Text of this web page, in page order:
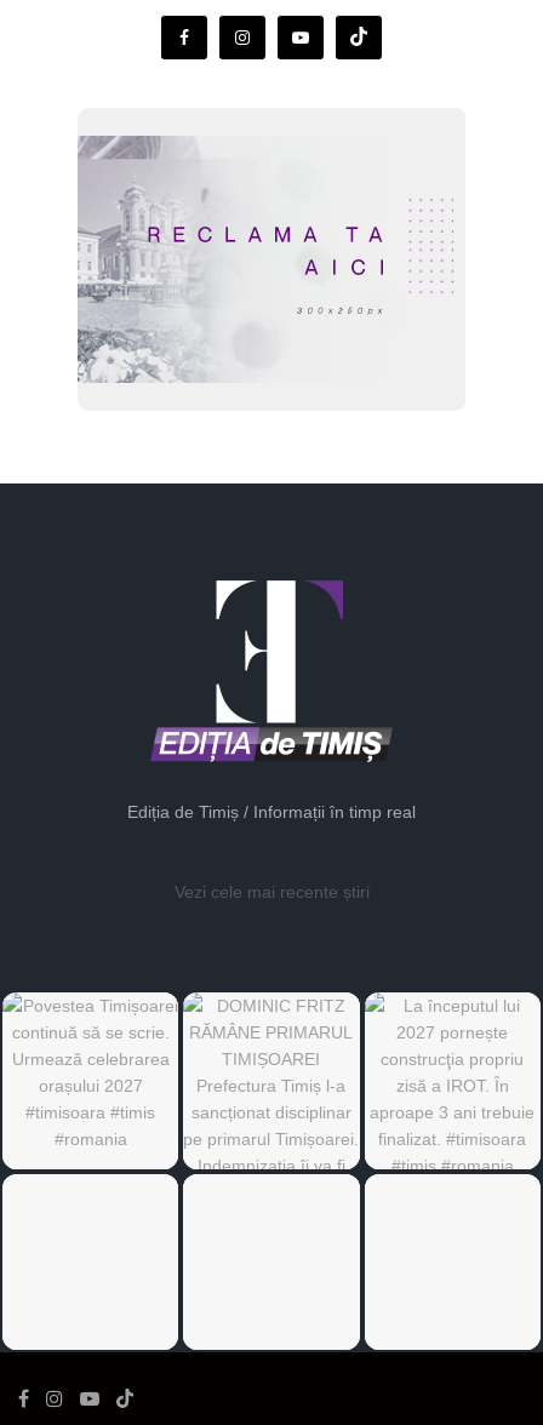
Ediția de Timiș / Informații în timp real
Vezi cele mai recente știri